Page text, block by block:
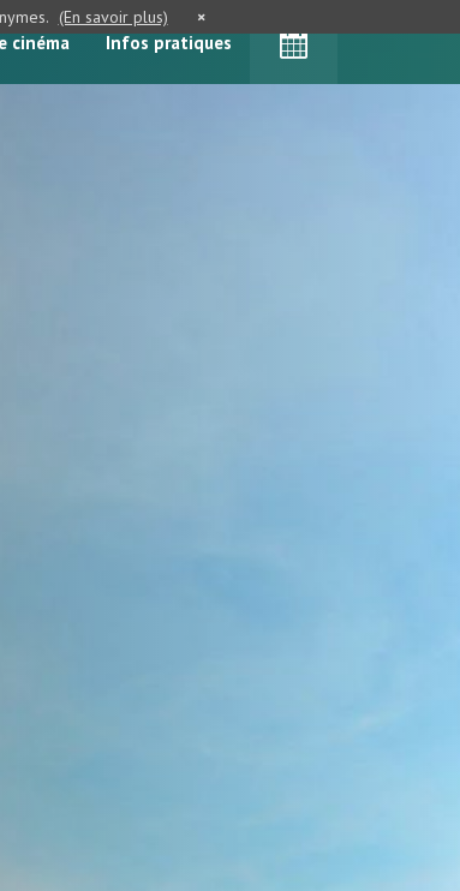
cinéma Infos pratiques
(En savoir plus) ×